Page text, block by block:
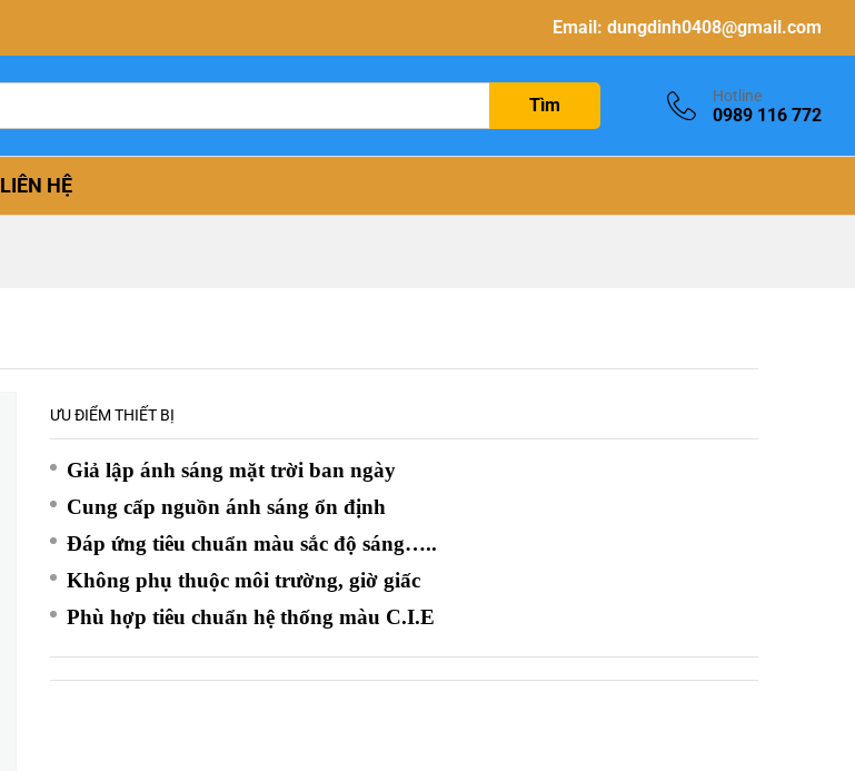
Email: dungdinh0408@gmail.com
Tìm Hotline
0989 116 772
LIÊN HỆ
ƯU ĐIỂM THIẾT BỊ
Giả lập ánh sáng mặt trời ban ngày
Cung cấp nguồn ánh sáng ổn định
Đáp ứng tiêu chuẩn màu sắc độ sáng…..
Không phụ thuộc môi trường, giờ giấc
Phù hợp tiêu chuẩn hệ thống màu C.I.E